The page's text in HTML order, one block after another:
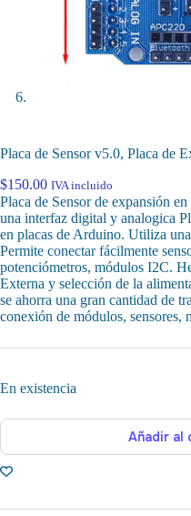
Placa de Sensor v5.0, Placa de
$150.00 IVA incluido
Placa de Sensor de expansión
una interfaz digital y analogica
en placas de Arduino. Utiliza
Permite conectar fácilmente
potenciómetros, módulos I2C.
Externa y selección de la
se ahorra una gran cantidad de
conexión de módulos, sensores,
En existencia
Añadir al